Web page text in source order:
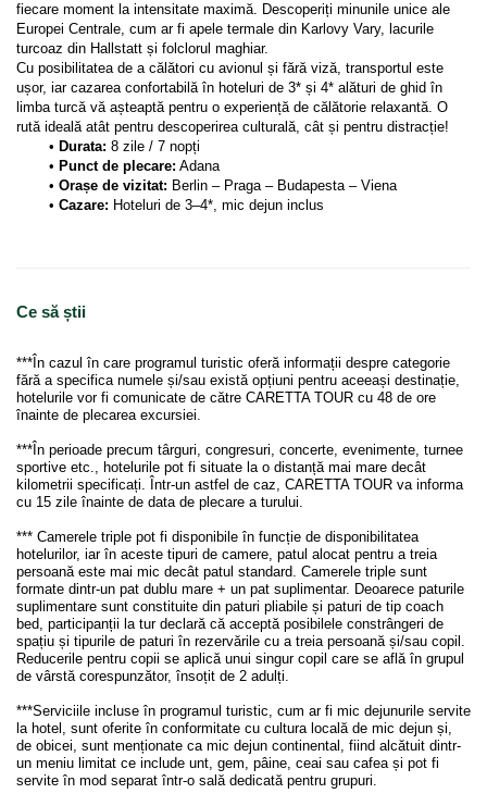
fiecare moment la intensitate maximă. Descoperiți minunile unice ale
Europei Centrale, cum ar fi apele termale din Karlovy Vary, lacurile
turcoaz din Hallstatt și folclorul maghiar.
Cu posibilitatea de a călători cu avionul și fără viză, transportul este
ușor, iar cazarea confortabilă în hoteluri de 3* și 4* alături de ghid în
limba turcă vă așteaptă pentru o experiență de călătorie relaxantă. O
rută ideală atât pentru descoperirea culturală, cât și pentru distracție!
Durata: 8 zile / 7 nopți
Punct de plecare: Adana
Orașe de vizitat: Berlin – Praga – Budapesta – Viena
Cazare: Hoteluri de 3–4*, mic dejun inclus
Ce să știi
***În cazul în care programul turistic oferă informații despre categorie
fără a specifica numele și/sau există opțiuni pentru aceeași destinație,
hotelurile vor fi comunicate de către CARETTA TOUR cu 48 de ore
înainte de plecarea excursiei.
***În perioade precum târguri, congresuri, concerte, evenimente, turnee
sportive etc., hotelurile pot fi situate la o distanță mai mare decât
kilometrii specificați. Într-un astfel de caz, CARETTA TOUR va informa
cu 15 zile înainte de data de plecare a turului.
*** Camerele triple pot fi disponibile în funcție de disponibilitatea
hotelurilor, iar în aceste tipuri de camere, patul alocat pentru a treia
persoană este mai mic decât patul standard. Camerele triple sunt
formate dintr-un pat dublu mare + un pat suplimentar. Deoarece paturile
suplimentare sunt constituite din paturi pliabile și paturi de tip coach
bed, participanții la tur declară că acceptă posibilele constrângeri de
spațiu și tipurile de paturi în rezervările cu a treia persoană și/sau copil.
Reducerile pentru copii se aplică unui singur copil care se află în grupul
de vârstă corespunzător, însoțit de 2 adulți.
***Serviciile incluse în programul turistic, cum ar fi mic dejunurile servite
la hotel, sunt oferite în conformitate cu cultura locală de mic dejun și,
de obicei, sunt menționate ca mic dejun continental, fiind alcătuit dintr-
un meniu limitat ce include unt, gem, pâine, ceai sau cafea și pot fi
servite în mod separat într-o sală dedicată pentru grupuri.